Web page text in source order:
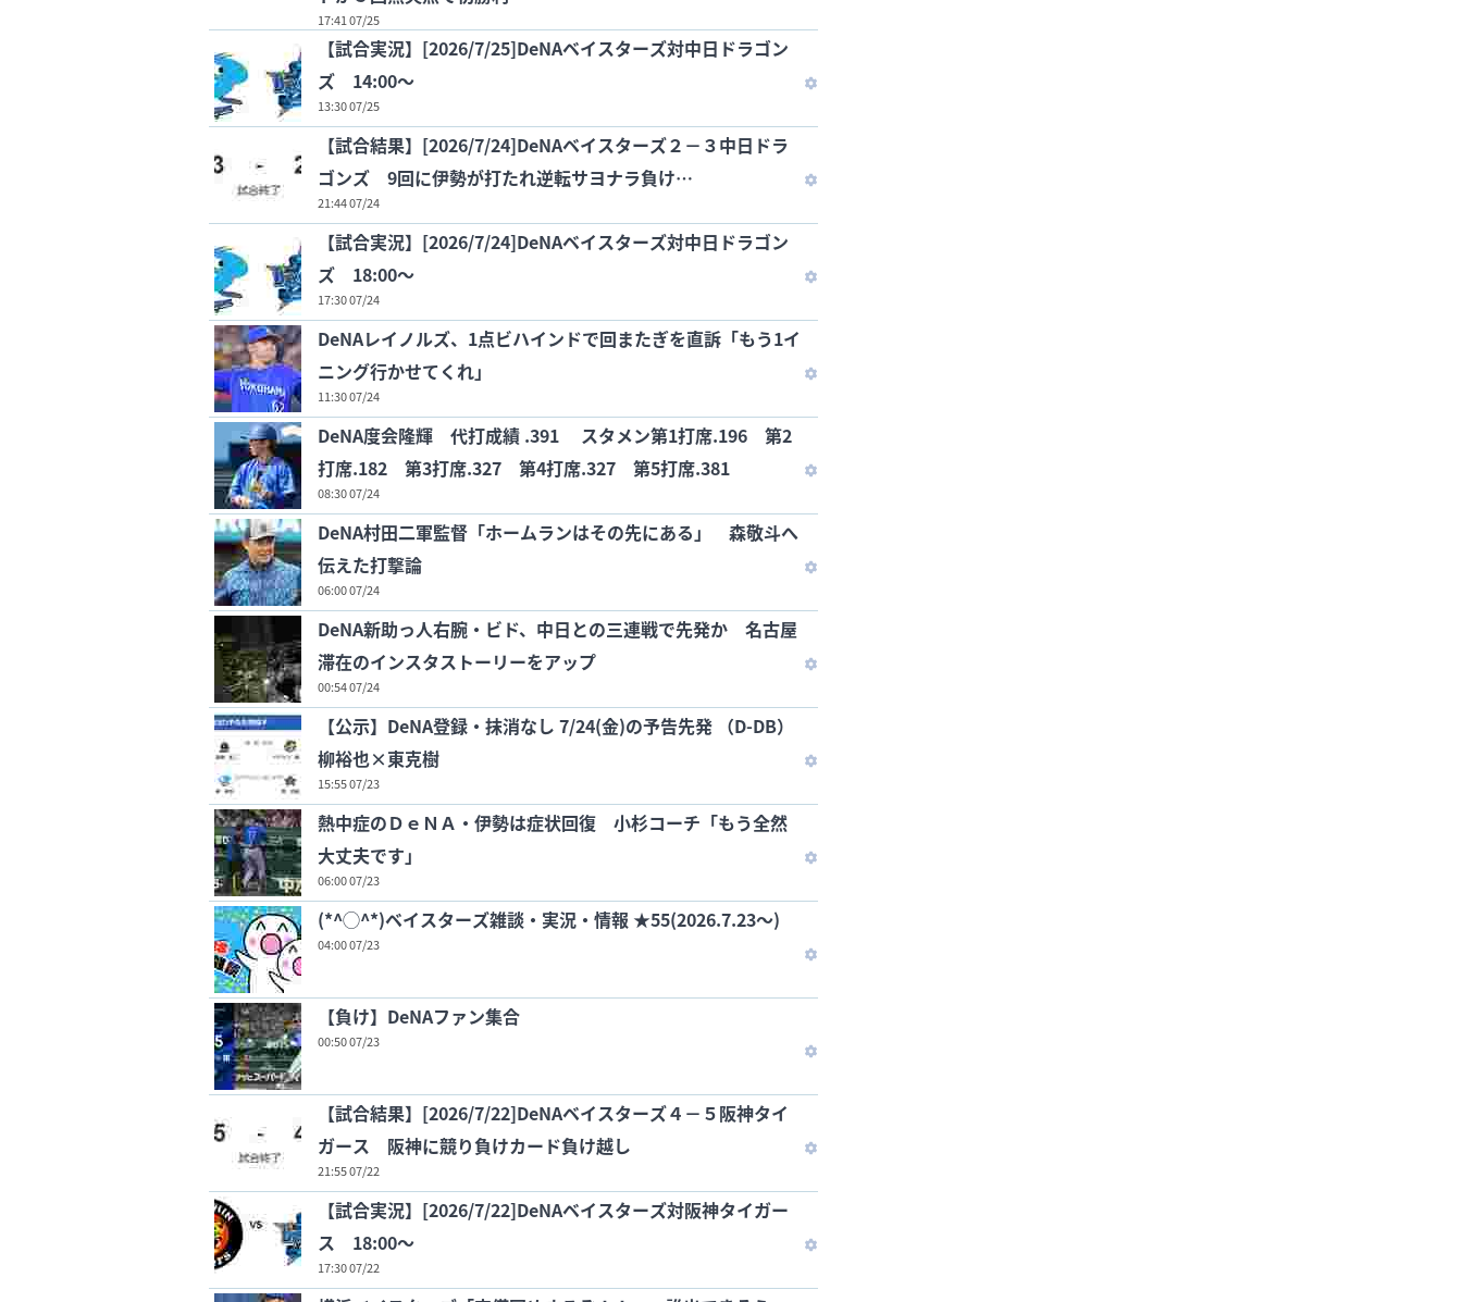
17:41 07/25
【試合実況】[2026/7/25]DeNAベイスターズ対中日ドラゴン
ズ 14:00〜
13:30 07/25
【試合結果】[2026/7/24]DeNAベイスターズ２－３中日ドラ
ゴンズ 9回に伊勢が打たれ逆転サヨナラ負け…
21:44 07/24
【試合実況】[2026/7/24]DeNAベイスターズ対中日ドラゴン
ズ 18:00〜
17:30 07/24
DeNAレイノルズ、1点ビハインドで回またぎを直訴「もう1イ
ニング行かせてくれ」
11:30 07/24
DeNA度会隆輝 代打成績 .391 スタメン第1打席.196 第2
打席.182 第3打席.327 第4打席.327 第5打席.381
08:30 07/24
DeNA村田二軍監督「ホームランはその先にある」 森敬斗へ
伝えた打撃論
06:00 07/24
DeNA新助っ人右腕・ビド、中日との三連戦で先発か 名古屋
滞在のインスタストーリーをアップ
00:54 07/24
【公示】DeNA登録・抹消なし 7/24(金)の予告先発 （D-DB）
柳裕也×東克樹
15:55 07/23
熱中症のＤｅＮＡ・伊勢は症状回復 小杉コーチ「もう全然
大丈夫です」
06:00 07/23
(*^◯^*)ベイスターズ雑談・実況・情報 ★55(2026.7.23～)
04:00 07/23
【負け】DeNAファン集合
00:50 07/23
【試合結果】[2026/7/22]DeNAベイスターズ４－５阪神タイ
ガース 阪神に競り負けカード負け越し
21:55 07/22
【試合実況】[2026/7/22]DeNAベイスターズ対阪神タイガー
ス 18:00〜
17:30 07/22